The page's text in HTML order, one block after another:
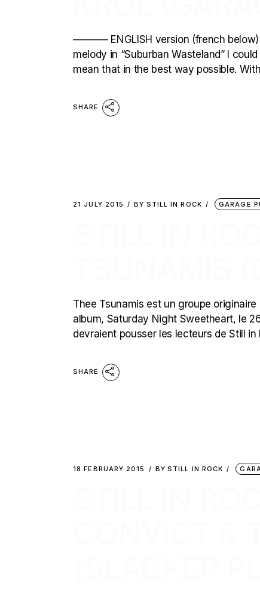
———– ENGLISH version (french below)
melody in “Suburban Wasteland” I
mean that in the best way possible.
SHARE
21 JULY 2015 BY STILL IN ROCK GARAGE
Thee Tsunamis est un groupe
album, Saturday Night Sweetheart, le
devraient pousser les lecteurs de Still
SHARE
18 FEBRUARY 2015 BY STILL IN ROCK